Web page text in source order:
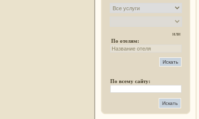
или
По отелям:
По всему сайту: